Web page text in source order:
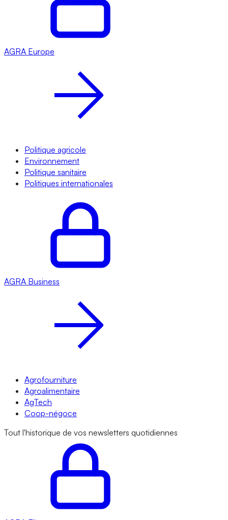
AGRA Europe
Politique agricole
Environnement
Politique sanitaire
Politiques internationales
AGRA Business
Agrofourniture
Agroalimentaire
AgTech
Coop-négoce
Tout l'historique de vos newsletters quotidiennes